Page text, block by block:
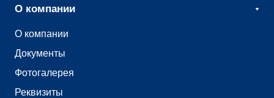
О компании
О компании
Документы
Фотогалерея
Реквизиты